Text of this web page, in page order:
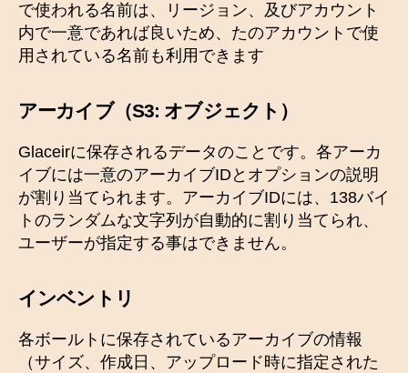
で使われる名前は、リージョン、及びアカウント
内で一意であれば良いため、たのアカウントで使
用されている名前も利用できます
アーカイブ（S3: オブジェクト）
Glaceirに保存されるデータのことです。各アーカ
イブには一意のアーカイブIDとオプションの説明
が割り当てられます。アーカイブIDには、138バイ
トのランダムな文字列が自動的に割り当てられ、
ユーザーが指定する事はできません。
インベントリ
各ボールトに保存されているアーカイブの情報
（サイズ、作成日、アップロード時に指定された